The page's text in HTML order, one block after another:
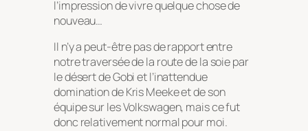
l’impression de vivre quelque chose de
nouveau…
Il n’y a peut-être pas de rapport entre
notre traversée de la route de la soie par
le désert de Gobi et l’inattendue
domination de Kris Meeke et de son
équipe sur les Volkswagen, mais ce fut
donc relativement normal pour moi.